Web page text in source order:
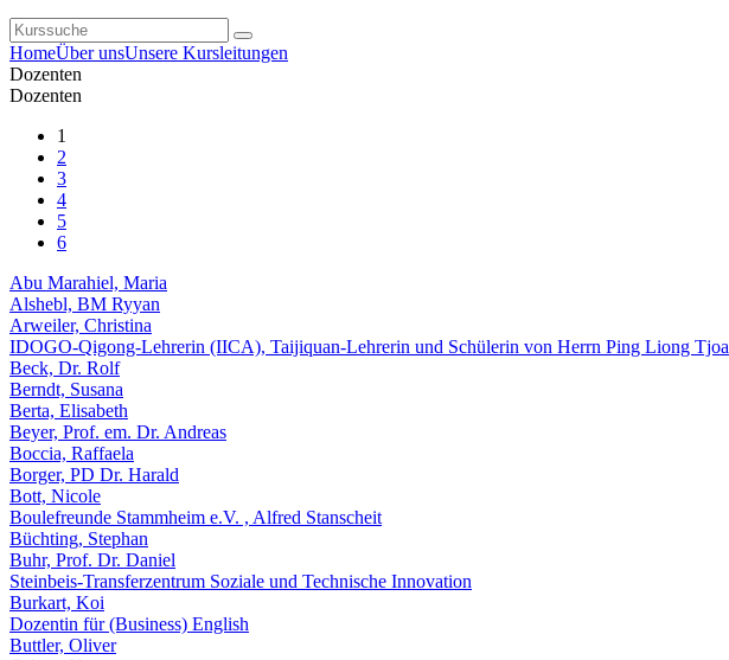
HomeÜber unsUnsere Kursleitungen
Dozenten
Dozenten
1
2
3
4
5
6
Abu Marahiel, Maria
Alshebl, BM Ryyan
Arweiler, Christina
IDOGO-Qigong-Lehrerin (IICA), Taijiquan-Lehrerin und Schülerin von Herrn Ping Liong Tjoa
Beck, Dr. Rolf
Berndt, Susana
Berta, Elisabeth
Beyer, Prof. em. Dr. Andreas
Boccia, Raffaela
Borger, PD Dr. Harald
Bott, Nicole
Boulefreunde Stammheim e.V. , Alfred Stanscheit
Büchting, Stephan
Buhr, Prof. Dr. Daniel
Steinbeis-Transferzentrum Soziale und Technische Innovation
Burkart, Koi
Dozentin für (Business) English
Buttler, Oliver